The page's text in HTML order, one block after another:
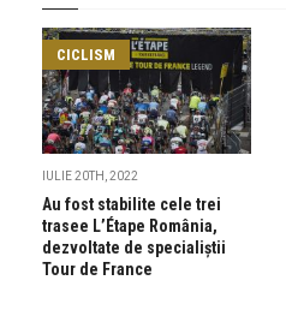
CICLISM
IULIE 20TH, 2022
Au fost stabilite cele trei
trasee L’Étape România,
dezvoltate de specialiștii
Tour de France